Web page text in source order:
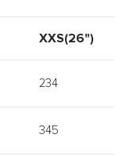
XXS(26")
234
345